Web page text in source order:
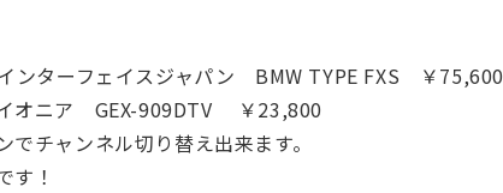
ンターフェイスジャパン BMW TYPE FXS ￥75,600
オニア GEX-909DTV ￥23,800
チャンネル切り替え出来ます。
す！